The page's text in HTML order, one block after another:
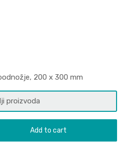
200 x 300 mm
proizvoda
Add to cart